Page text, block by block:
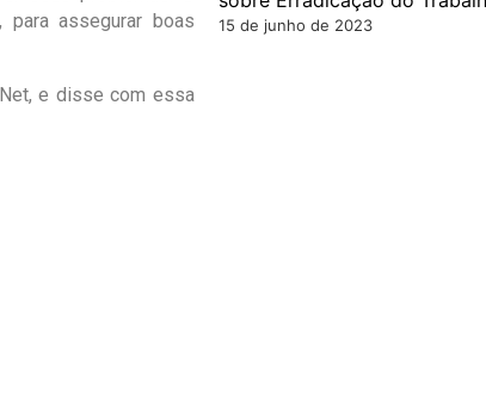
assegurar boas
e disse com essa
15 de junho de 2023